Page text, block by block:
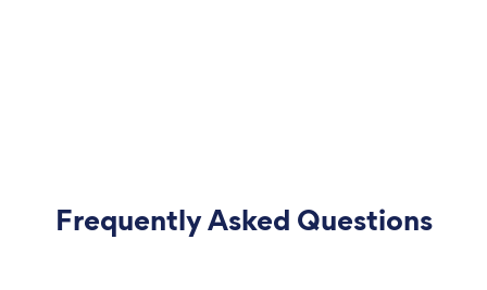
Frequently Asked Questions